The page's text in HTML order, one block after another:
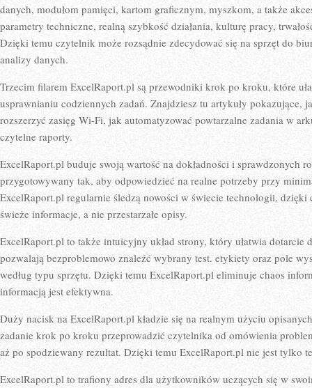
danych, modułom pamięci, kartom graficznym, myszkom, a także
parametry techniczne, realną szybkość działania, kulturę pracy,
Dzięki temu czytelnik może rozsądnie zdecydować się na sprzęt do
analizy danych.
Trzecim filarem ExcelRaport.pl są przewodniki krok po kroku, które
usprawnianiu codziennych zadań. Znajdziesz tu artykuły pokazujące,
rozszerzyć zasięg Wi-Fi, jak automatyzować powtarzalne zadania w
czytelne raporty.
ExcelRaport.pl buduje swoją wartość na dokładności i sprawdzonych
przygotowywany tak, aby odpowiedzieć na realne potrzeby przy
ExcelRaport.pl regularnie śledzą nowości w świecie technologii,
świeże informacje, a nie przestarzałe opisy.
ExcelRaport.pl to także intuicyjny układ strony, który ułatwia dotarcie
pozwalają bezproblemowo znaleźć wybrany test. etykiety oraz pole
według typu sprzętu. Dzięki temu ExcelRaport.pl eliminuje chaos
informacją jest efektywna.
Duży nacisk na ExcelRaport.pl kładzie się na realnym użyciu
zadanie krok po kroku przeprowadzić czytelnika od omówienia
aż po spodziewany rezultat. Dzięki temu ExcelRaport.pl nie jest tylko
ExcelRaport.pl to trafiony adres dla użytkowników uczących się w